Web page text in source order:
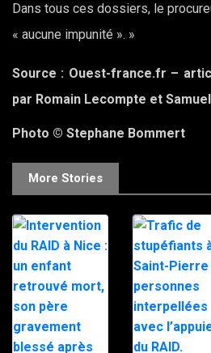
Dans tous ces dossiers, le
« aucune impunité ». »
Source : Ouest-france.fr –
par Romain Lecompte et
Photo © Stephane Bommert
More Stories